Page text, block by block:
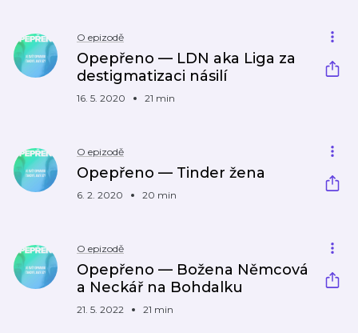
O epizodě
Opepřeno — LDN aka Liga za
destigmatizaci násilí
16. 5. 2020 21 min
O epizodě
Opepřeno — Tinder žena
6. 2. 2020 20 min
O epizodě
Opepřeno — Božena Němcová
a Neckář na Bohdalku
21. 5. 2022 21 min